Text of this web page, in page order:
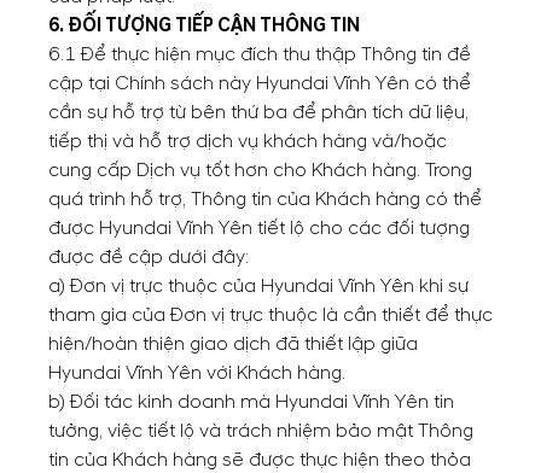
6. ĐỐI TƯỢNG TIẾP CẬN THÔNG TIN
6.1 Để thực hiện mục đích thu thập Thông tin đề
cập tại Chính sách này Hyundai Vĩnh Yên có thể
cần sự hỗ trợ từ bên thứ ba để phân tích dữ liệu,
tiếp thị và hỗ trợ dịch vụ khách hàng và/hoặc
cung cấp Dịch vụ tốt hơn cho Khách hàng. Trong
quá trình hỗ trợ, Thông tin của Khách hàng có thể
được Hyundai Vĩnh Yên tiết lộ cho các đối tượng
được đề cập dưới đây:
a) Đơn vị trực thuộc của Hyundai Vĩnh Yên khi sự
tham gia của Đơn vị trực thuộc là cần thiết để thực
hiện/hoàn thiện giao dịch đã thiết lập giữa
Hyundai Vĩnh Yên với Khách hàng.
b) Đối tác kinh doanh mà Hyundai Vĩnh Yên tin
tưởng, việc tiết lộ và trách nhiệm bảo mật Thông
tin của Khách hàng sẽ được thực hiện theo thỏa